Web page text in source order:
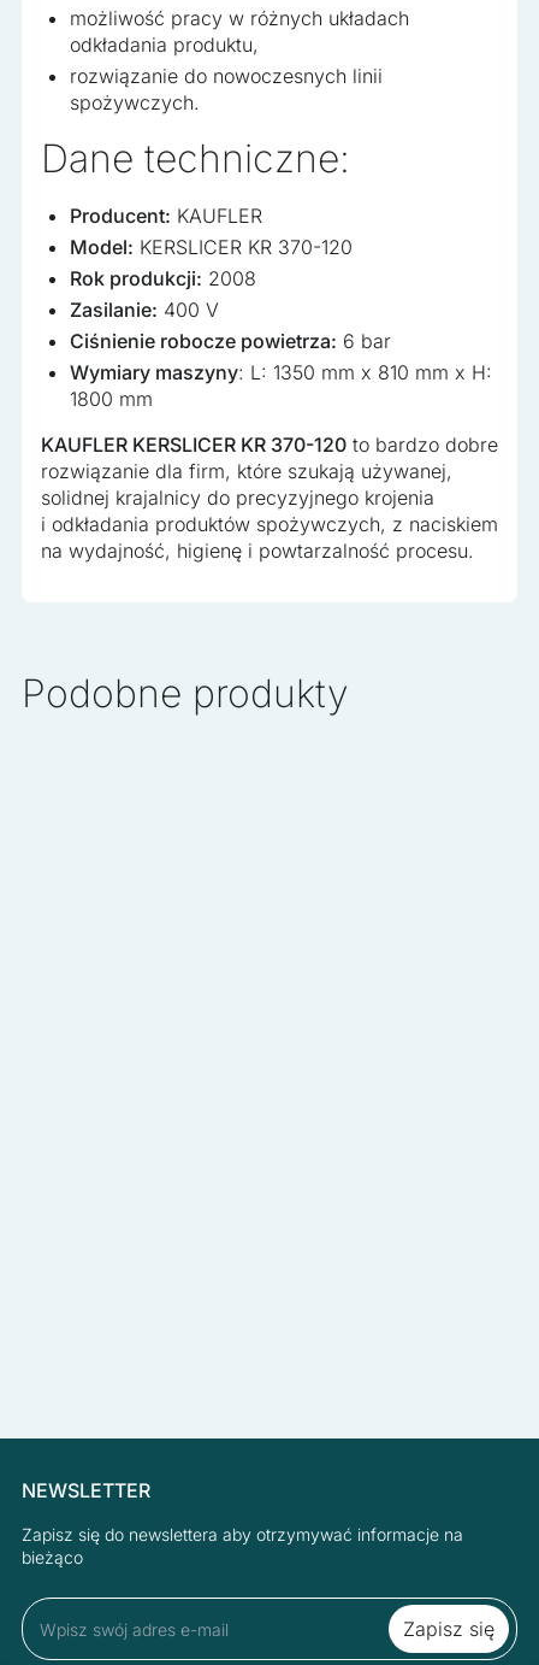
możliwość pracy w różnych układach
odkładania produktu,
rozwiązanie do nowoczesnych linii
spożywczych.
Dane techniczne:
Producent: KAUFLER
Model: KERSLICER KR 370-120
Rok produkcji: 2008
Zasilanie: 400 V
Ciśnienie robocze powietrza: 6 bar
Wymiary maszyny: L: 1350 mm x 810 mm x H:
1800 mm
KAUFLER KERSLICER KR 370-120 to bardzo dobre
rozwiązanie dla firm, które szukają używanej,
solidnej krajalnicy do precyzyjnego krojenia
i odkładania produktów spożywczych, z naciskiem
na wydajność, higienę i powtarzalność procesu.
Podobne produkty
NEWSLETTER
Zapisz się do newslettera aby otrzymywać informacje na
bieżąco